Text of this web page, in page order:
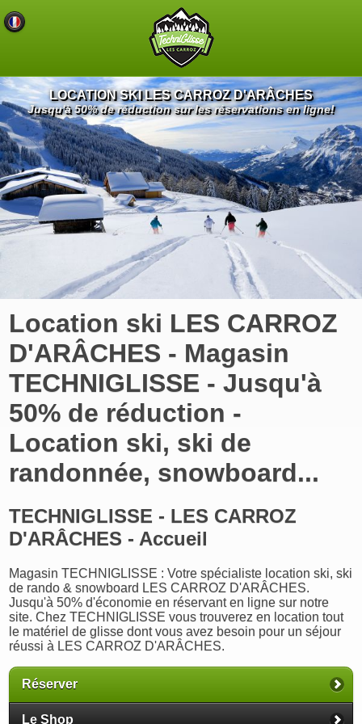
LOCATION SKI LES CARROZ D'ARÂCHES
Jusqu'à 50% de réduction sur les réservations en ligne!
Location ski LES CARROZ
D'ARÂCHES - Magasin
TECHNIGLISSE - Jusqu'à
50% de réduction -
Location ski, ski de
randonnée, snowboard...
TECHNIGLISSE - LES CARROZ
D'ARÂCHES - Accueil
Magasin TECHNIGLISSE : Votre spécialiste location ski, ski
de rando & snowboard LES CARROZ D'ARÂCHES.
Jusqu'à 50% d'économie en réservant en ligne sur notre
site. Chez TECHNIGLISSE vous trouverez en location tout
le matériel de glisse dont vous avez besoin pour un séjour
réussi à LES CARROZ D'ARÂCHES.
Réserver
Le Shop